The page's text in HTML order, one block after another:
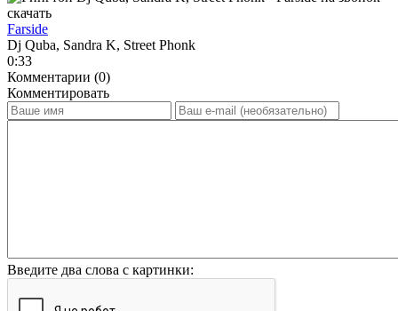
Farside
Dj Quba, Sandra K, Street Phonk
0:33
Комментарии (0)
Комментировать
Введите два слова с картинки: